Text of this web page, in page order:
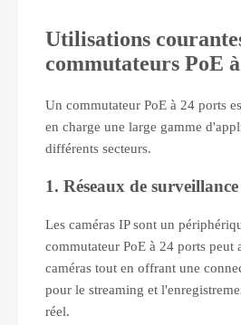
Utilisations
commutateurs PoE
Un commutateur PoE à 24 ports
en charge une large gamme
différents secteurs.
1. Réseaux de
Les caméras IP sont un
commutateur PoE à 24 ports peut
caméras tout en offrant une
pour le streaming et
réel.